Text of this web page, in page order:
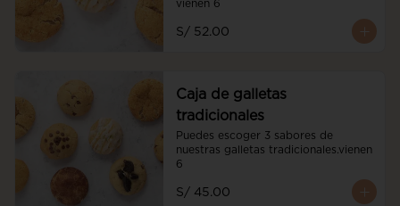
vienen 6
S/ 52.00
Caja de galletas
tradicionales
Puedes escoger 3 sabores de
nuestras galletas tradicionales.vienen
6
S/ 45.00